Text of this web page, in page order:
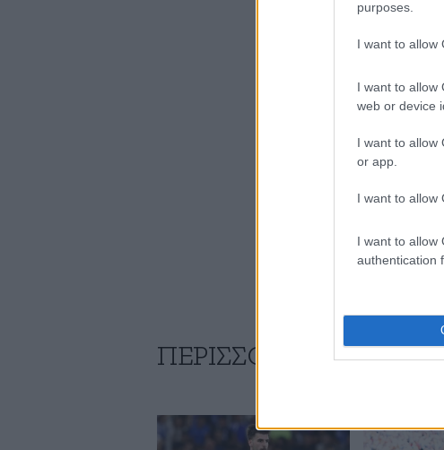
purposes.
I want to allow
I want to allow
web or device
I want to allow
or app.
I want to allow
I want to allow
authentication
ΠΕΡΙΣΣΟΤΕΡΑ ΑΠΟ ΤA